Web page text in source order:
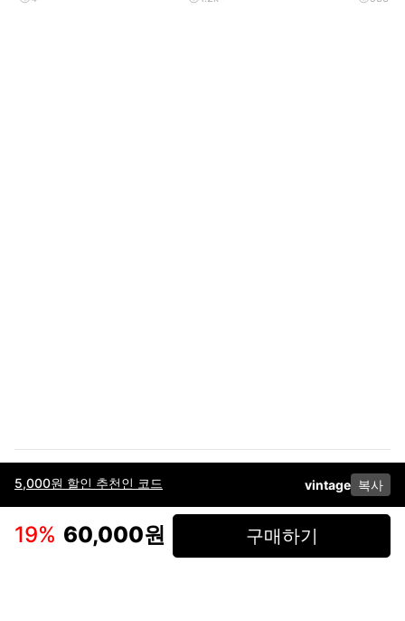
5,000원 할인 추천인 코드 vintage 복사
19% 60,000원 구매하기
이용약관고객센터판매개인정보 처리방침사업자 정보다운로드
인스타그램
페이스북